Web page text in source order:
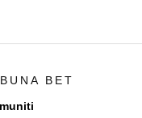
BET